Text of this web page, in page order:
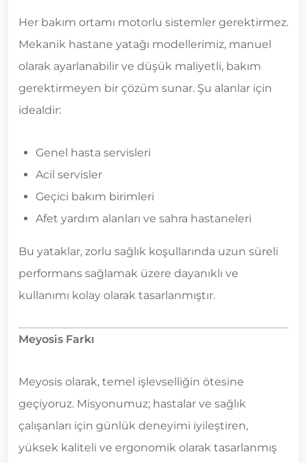
Her bakım ortamı motorlu sistemler gerektirmez.
Mekanik hastane yatağı modellerimiz, manuel
olarak ayarlanabilir ve düşük maliyetli, bakım
gerektirmeyen bir çözüm sunar. Şu alanlar için
idealdir:
Genel hasta servisleri
Acil servisler
Geçici bakım birimleri
Afet yardım alanları ve sahra hastaneleri
Bu yataklar, zorlu sağlık koşullarında uzun süreli
performans sağlamak üzere dayanıklı ve
kullanımı kolay olarak tasarlanmıştır.
Meyosis Farkı
Meyosis olarak, temel işlevselliğin ötesine
geçiyoruz. Misyonumuz; hastalar ve sağlık
çalışanları için günlük deneyimi iyileştiren,
yüksek kaliteli ve ergonomik olarak tasarlanmış